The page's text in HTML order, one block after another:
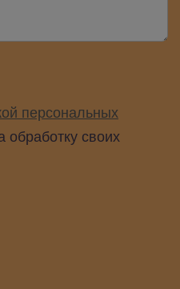
персональных
обработку своих